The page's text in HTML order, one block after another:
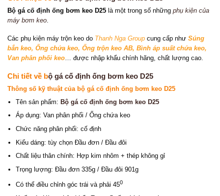
Bộ gá cố định ống bơm keo D25 là một trong số những phụ kiện của
máy bơm keo.
Các phụ kiện máy trộn keo do Thanh Nga Group cung cấp như Súng
bắn keo, Ống chứa keo, Ống trộn keo AB, Bình áp suất chứa keo,
Van phân phối keo … được nhập khẩu chính hãng, chất lượng cao.
Chi tiết về bộ gá cố định ống bơm keo D25
Thông số kỹ thuật của bộ gá cố định ống bơm keo D25
Tên sản phẩm: Bộ gá cố định ống bơm keo D25
Áp dụng: Van phân phối / Ống chứa keo
Chức năng phân phối: cố định
Kiểu dáng: tùy chọn Đầu đơn / Đầu đôi
Chất liệu thân chính: Hợp kim nhôm + thép không gỉ
Trọng lượng: Đầu đơn 335g / Đầu đôi 901g
Có thể điều chỉnh góc trái và phải 450